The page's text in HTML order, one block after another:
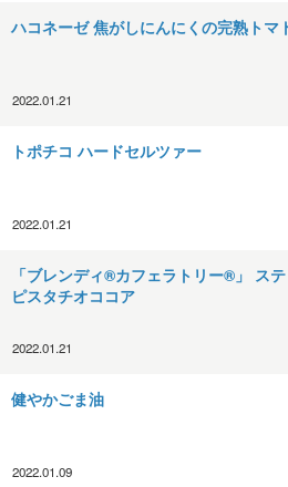
ハコネーゼ 焦がしにんにくの完熟トマ
2022.01.21
トポチコ ハードセルツァー
2022.01.21
「ブレンディ®カフェラトリー®」 ス
ピスタチオココア
2022.01.21
健やかごま油
2022.01.09